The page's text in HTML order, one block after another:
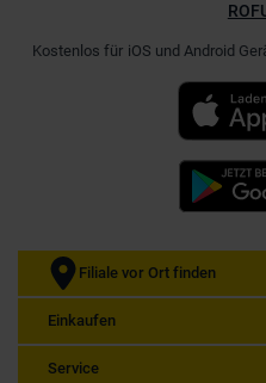
Kostenlos für iOS und Android
Filiale vor Ort finden
Einkaufen
Service